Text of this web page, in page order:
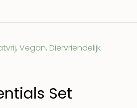
Vegan, Diervriendelijk
Set